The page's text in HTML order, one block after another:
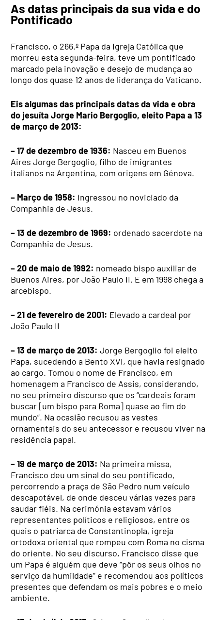
As datas principais da sua vida e do
Pontificado
Francisco, o 266.º Papa da Igreja Católica que
morreu esta segunda-feira, teve um pontificado
marcado pela inovação e desejo de mudança ao
longo dos quase 12 anos de liderança do Vaticano.
Eis algumas das principais datas da vida e obra
do jesuíta Jorge Mario Bergoglio, eleito Papa a 13
de março de 2013:
– 17 de dezembro de 1936: Nasceu em Buenos
Aires Jorge Bergoglio, filho de imigrantes
italianos na Argentina, com origens em Génova.
– Março de 1958: ingressou no noviciado da
Companhia de Jesus.
– 13 de dezembro de 1969: ordenado sacerdote na
Companhia de Jesus.
– 20 de maio de 1992: nomeado bispo auxiliar de
Buenos Aires, por João Paulo II. E em 1998 chega a
arcebispo.
– 21 de fevereiro de 2001: Elevado a cardeal por
João Paulo II
– 13 de março de 2013:Jorge Bergoglio foi eleito
Papa, sucedendo a Bento XVI, que havia resignado
ao cargo. Tomou o nome de Francisco, em
homenagem a Francisco de Assis, considerando,
no seu primeiro discurso que os “cardeais foram
buscar [um bispo para Roma] quase ao fim do
mundo”. Na ocasião recusou as vestes
ornamentais do seu antecessor e recusou viver na
residência papal.
– 19 de março de 2013: Na primeira missa,
Francisco deu um sinal do seu pontificado,
percorrendo a praça de São Pedro num veículo
descapotável, de onde desceu várias vezes para
saudar fiéis. Na cerimónia estavam vários
representantes políticos e religiosos, entre os
quais o patriarca de Constantinopla, igreja
ortodoxa oriental que rompeu com Roma no cisma
do oriente. No seu discurso, Francisco disse que
um Papa é alguém que deve “pôr os seus olhos no
serviço da humildade” e recomendou aos políticos
presentes que defendam os mais pobres e o meio
ambiente.